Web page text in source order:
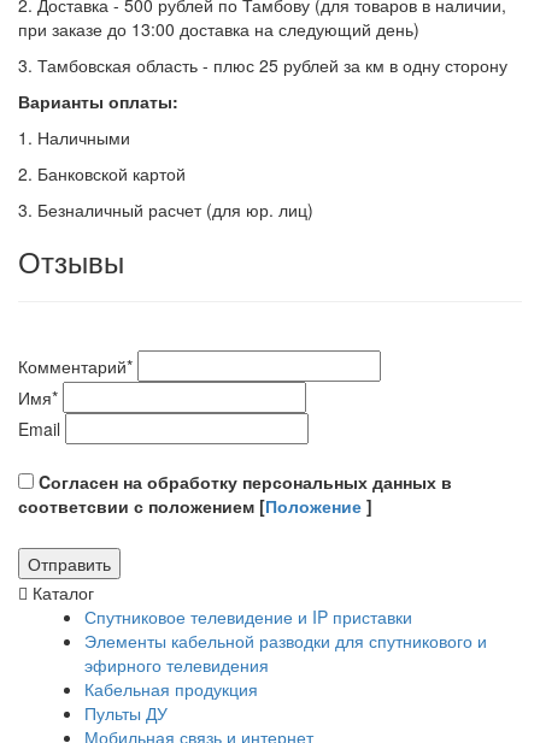
при заказе до 13:00 доставка на следующий день)
3. Тамбовская область - плюс 25 рублей за км в одну сторону
Варианты оплаты:
1. Наличными
2. Банковской картой
3. Безналичный расчет (для юр. лиц)
Отзывы
Комментарий*
Имя*
Email
Cогласен на обработку персональных данных в
соответсвии с положением [Положение ]
Каталог
Спутниковое телевидение и IP приставки
Элементы кабельной разводки для спутникового и
эфирного телевидения
Кабельная продукция
Пульты ДУ
Мобильная связь и интернет